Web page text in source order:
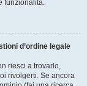
funzionalità.
d’ordine legale
riesci a trovarlo,
rivolgerti. Se ancora